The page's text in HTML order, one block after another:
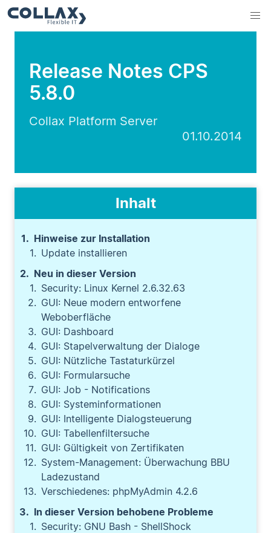
Release Notes CPS
5.8.0
Collax Platform Server
01.10.2014
Inhalt
Hinweise zur Installation
Update installieren
Neu in dieser Version
Security: Linux Kernel 2.6.32.63
GUI: Neue modern entworfene
Weboberfläche
GUI: Dashboard
GUI: Stapelverwaltung der Dialoge
GUI: Nützliche Tastaturkürzel
GUI: Formularsuche
GUI: Job - Notifications
GUI: Systeminformationen
GUI: Intelligente Dialogsteuerung
GUI: Tabellenfiltersuche
GUI: Gültigkeit von Zertifikaten
System-Management: Überwachung BBU
Ladezustand
Verschiedenes: phpMyAdmin 4.2.6
In dieser Version behobene Probleme
Security: GNU Bash - ShellShock